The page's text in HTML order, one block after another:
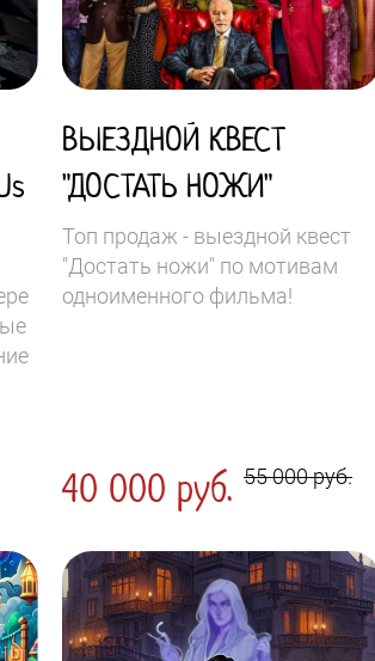
ВЫЕЗДНОЙ КВЕСТ
"ДОСТАТЬ НОЖИ"
Топ продаж - выездной квест
"Достать ножи" по мотивам
одноименного фильма!
40 000 руб. 55 000 руб.